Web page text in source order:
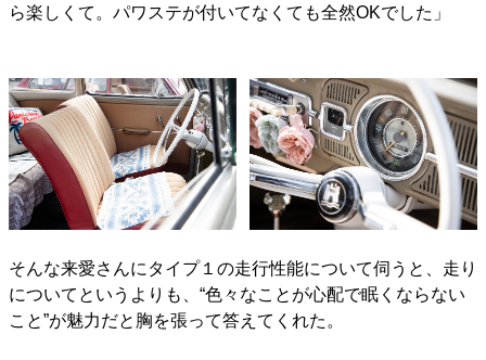
ら楽しくて。パワステが付いてなくても全然OKでした」
そんな来愛さんにタイプ１の走行性能について伺うと、走り
についてというよりも、“色々なことが心配で眠くならない
こと”が魅力だと胸を張って答えてくれた。